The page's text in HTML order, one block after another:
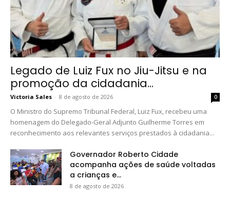
Legado de Luiz Fux no Jiu-Jitsu e na
promoção da cidadania...
Victoria Sales - 8 de agosto de 2026 0
O Ministro do Supremo Tribunal Federal, Luiz Fux, recebeu uma
homenagem do Delegado-Geral Adjunto Guilherme Torres em
reconhecimento aos relevantes serviços prestados à cidadania...
Governador Roberto Cidade
acompanha ações de saúde voltadas
a crianças e...
8 de agosto de 2026